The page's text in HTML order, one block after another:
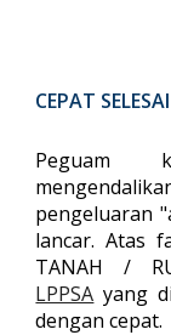
CEPAT
Peguam
pengeluaran
lancar. Atas
TANAH /
LPPSA yang
dengan cepat.